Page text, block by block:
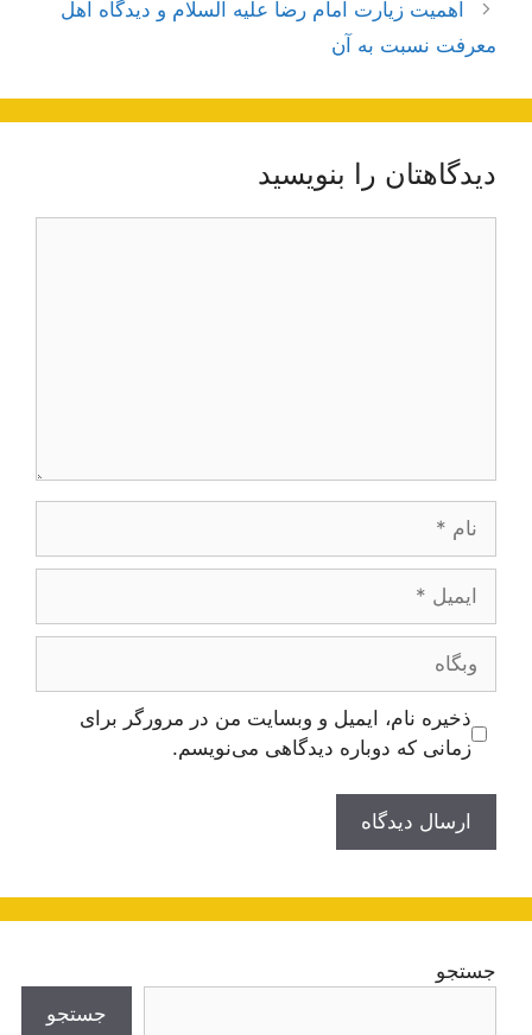
اهمیت زیارت امام رضا علیه السلام و دیدگاه اهل
معرفت نسبت به آن
دیدگاهتان را بنویسید
ایمیل
وبگاه
ذخیره نام، ایمیل و وبسایت من در مرورگر برای
زمانی که دوباره دیدگاهی می‌نویسم.
جستجو
جستجو